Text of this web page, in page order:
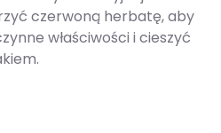
czerwoną herbatę, aby
właściwości i cieszyć